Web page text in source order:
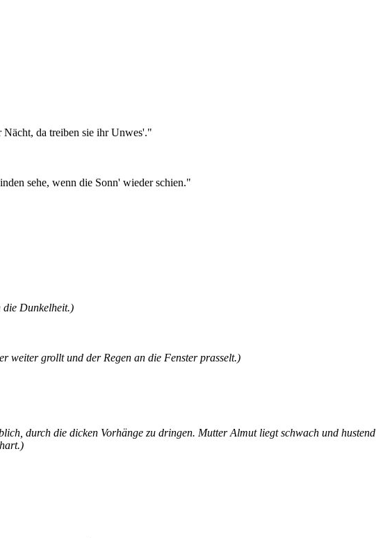
da treiben sie ihr Unwes'."
sehe, wenn die Sonn' wieder schien."
die Dunkelheit.)
weiter grollt und der Regen an die Fenster prasselt.)
durch die dicken Vorhänge zu dringen. Mutter Almut liegt schwach und hustend